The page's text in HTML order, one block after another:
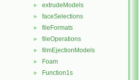
► extrudeModels
► faceSelections
► fileFormats
► fileOperations
► filmEjectionModels
► Foam
► Function1s